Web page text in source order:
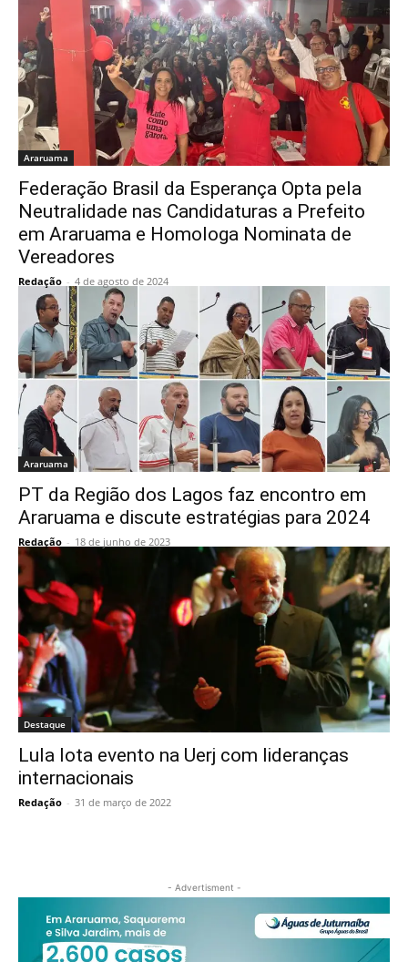
Araruama
Federação Brasil da Esperança Opta pela
Neutralidade nas Candidaturas a Prefeito
em Araruama e Homologa Nominata de
Vereadores
Redação - 4 de agosto de 2024
Araruama
PT da Região dos Lagos faz encontro em
Araruama e discute estratégias para 2024
Redação - 18 de junho de 2023
Destaque
Lula lota evento na Uerj com lideranças
internacionais
Redação - 31 de março de 2022
- Advertisment -